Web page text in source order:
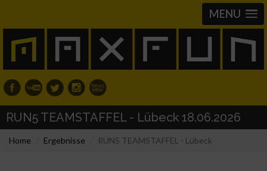
MENU
RUN5 TEAMSTAFFEL - Lübeck 18.06.2026
Home Ergebnisse RUN5 TEAMSTAFFEL - Lübeck